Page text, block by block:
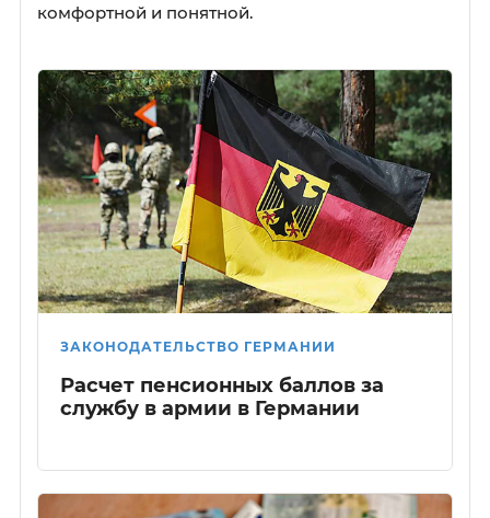
комфортной и понятной.
ЗАКОНОДАТЕЛЬСТВО ГЕРМАНИИ
Расчет пенсионных баллов за
службу в армии в Германии